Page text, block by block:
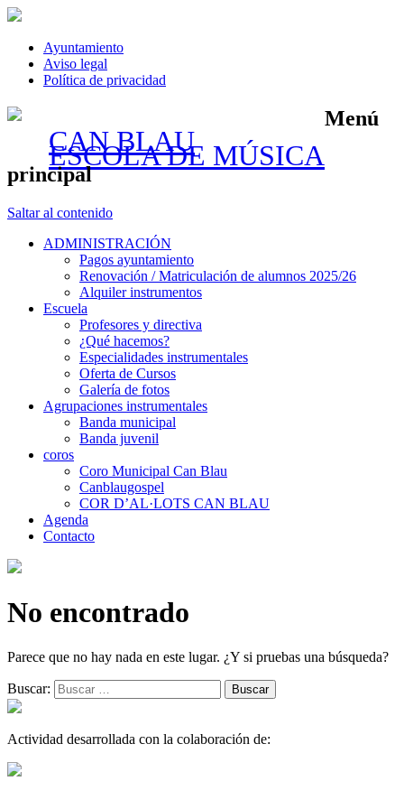
Ayuntamiento
Aviso legal
Política de privacidad
CAN BLAU
ESCOLA DE MÚSICA
Menú
principal
Saltar al contenido
ADMINISTRACIÓN
Pagos ayuntamiento
Renovación / Matriculación de alumnos 2025/26
Alquiler instrumentos
Escuela
Profesores y directiva
¿Qué hacemos?
Especialidades instrumentales
Oferta de Cursos
Galería de fotos
Agrupaciones instrumentales
Banda municipal
Banda juvenil
coros
Coro Municipal Can Blau
Canblaugospel
COR D’AL·LOTS CAN BLAU
Agenda
Contacto
No encontrado
Parece que no hay nada en este lugar. ¿Y si pruebas una búsqueda?
Buscar:
Actividad desarrollada con la colaboración de: